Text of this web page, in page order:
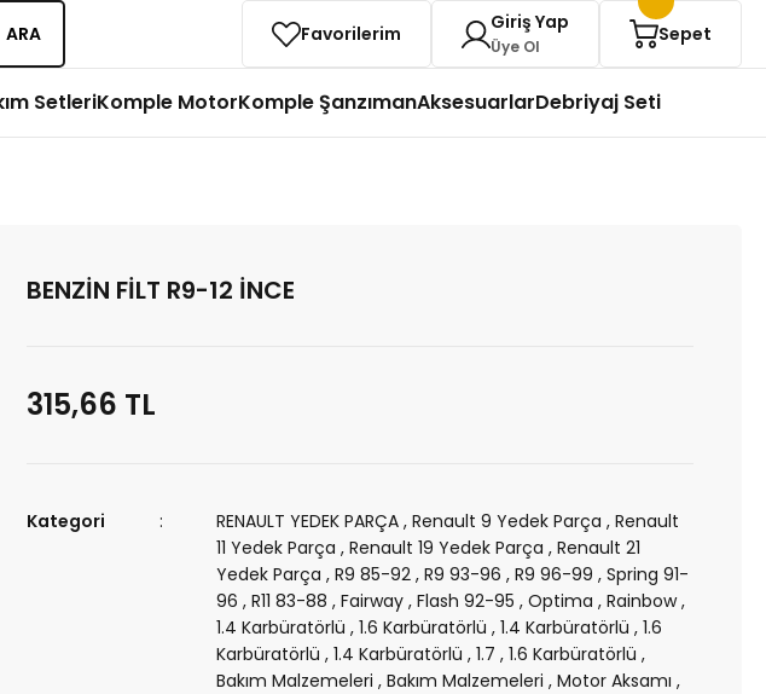
ARA Favorilerim Giriş Yap
Üye Ol
Sepet
SetleriKomple MotorKomple ŞanzımanAksesuarlarDebriyaj Seti
BENZİN FİLT R9-12 İNCE
315,66 TL
Kategori RENAULT YEDEK PARÇA ,Renault 9 Yedek Parça ,Renault
11 Yedek Parça ,Renault 19 Yedek Parça ,Renault 21
Yedek Parça ,R9 85-92 ,R9 93-96 ,R9 96-99 ,Spring 91-
96 ,R11 83-88 ,Fairway ,Flash 92-95 ,Optima ,Rainbow ,
1.4 Karbüratörlü ,1.6 Karbüratörlü ,1.4 Karbüratörlü ,1.6
Karbüratörlü ,1.4 Karbüratörlü ,1.7 ,1.6 Karbüratörlü ,
Bakım Malzemeleri ,Bakım Malzemeleri ,Motor Aksamı ,